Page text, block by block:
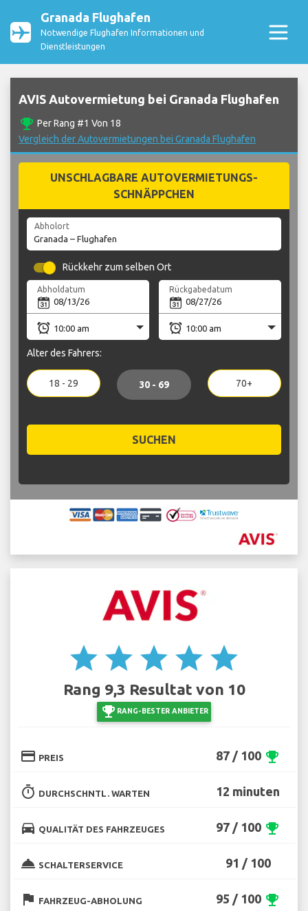
Granada Flughafen
Notwendige Flughafen Informationen und
Dienstleistungen
AVIS Autovermietung bei Granada Flughafen
emoji_events Per Rang #1 Von 18
Vergleich der Autovermietungen bei Granada Flughafen
UNSCHLAGBARE AUTOVERMIETUNGS-
SCHNÄPPCHEN
Abholort
Rückkehr zum selben Ort
Abholdatum Rückgabedatum
Alter des Fahrers:
18 - 29 30 - 69 70+
SUCHEN
star star star star star
Rang 9,3 Resultat von 10
emoji_events RANG-BESTER ANBIETER
credit_card PREIS 87 / 100 emoji_events
timer DURCHSCHNTL. WARTEN 12 minuten
directions_car QUALITÄT DES FAHRZEUGES 97 / 100 emoji_events
room_service SCHALTERSERVICE 91 / 100
flag FAHRZEUG-ABHOLUNG 95 / 100 emoji_events